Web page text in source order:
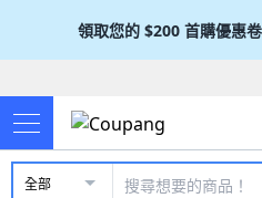
領取您的 $200 首購優惠
全部